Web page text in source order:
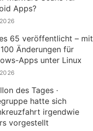
Apps?
65 veröffentlicht – mit
Änderungen für
Apps unter Linux
des Tages ·
hatte sich
irgendwie
vorgestellt